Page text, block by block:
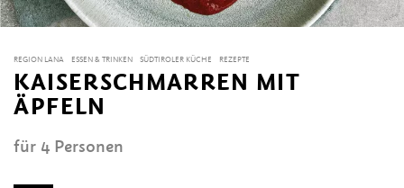
REGION LANA ESSEN & TRINKEN SÜDTIROLER KÜCHE REZEPTE
KAISERSCHMARREN MIT
ÄPFELN
für 4 Personen